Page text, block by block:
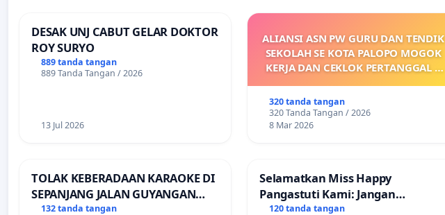
DESAK UNJ CABUT GELAR DOKTOR
ROY SURYO
889 tanda tangan
889 Tanda Tangan / 2026
13 Jul 2026
ALIANSI ASN PW GURU DAN TENDIK
SEKOLAH SE KOTA PALOPO MOGOK
KERJA DAN CEKLOK PERTANGGAL 9
DIKELUARKANNYA SK KONTRAK
UPAH DAN KEJELASAN SUMBER GAJI
320 tanda tangan
320 Tanda Tangan / 2026
8 Mar 2026
TOLAK KEBERADAAN KARAOKE DI
SEPANJANG JALAN GUYANGAN
(Trangkil) - JETAK (Wedarijaksa)
132 tanda tangan
Selamatkan Miss Happy
Pangastuti Kami: Jangan
Putuskan Pengabdian yang Telah
120 tanda tangan